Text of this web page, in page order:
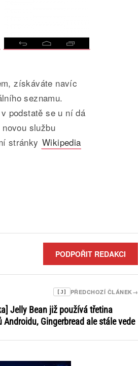
získáváte navíc
seznamu.
podstatě se u ní dá
službu
stránky Wikipedia
PODPOŘIT REDAKCI
→
PŘEDCHOZÍ ČLÁNEK
[J]
Jelly Bean již používá třetina
Androidu, Gingerbread ale stále vede